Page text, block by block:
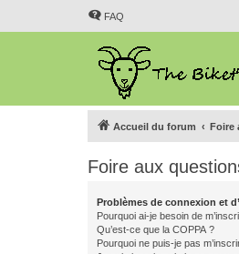
FAQ
Accueil du forum Foire
Foire aux
Problèmes de connexion et
Pourquoi ai-je besoin de
Qu’est-ce que la COPPA ?
Pourquoi ne puis-je pas